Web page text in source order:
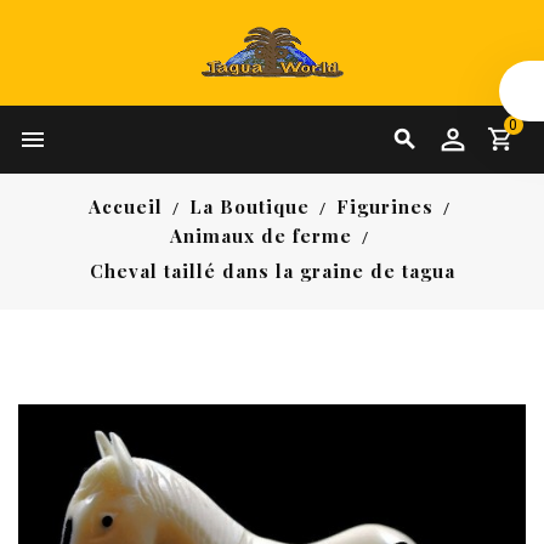

 0
Accueil La Boutique
Figurines
Animaux de ferme
Cheval taillé dans la graine de tagua